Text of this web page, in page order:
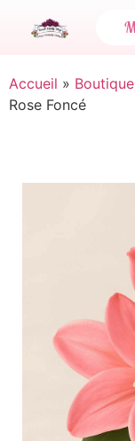
Accueil » Boutique
Rose Foncé